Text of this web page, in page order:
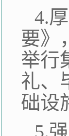
4.
要》
举行
礼、
础设
5.